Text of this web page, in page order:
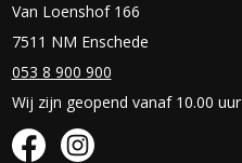
Van Loenshof 166
7511 NM Enschede
053 8 900 900
Wij zijn geopend vanaf 10.00 uur